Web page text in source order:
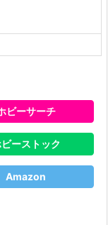
ビーサーチ
ーストック
Amazon